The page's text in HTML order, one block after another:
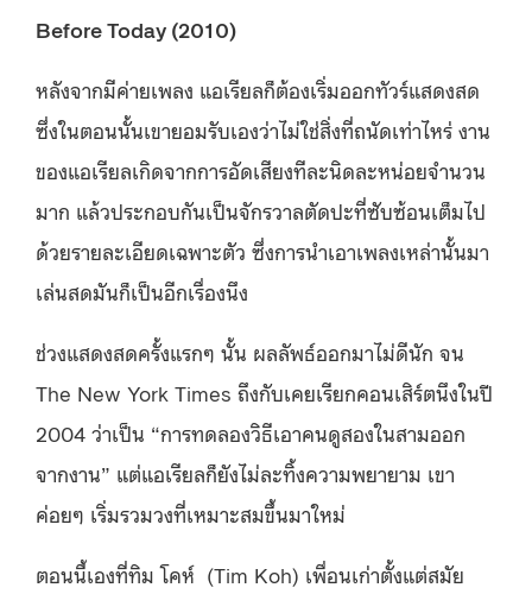
Before Today (2010)
หลังจากมีค่ายเพลง แอเรียลก็ต้องเริ่มออกทัวร์แสดงสด
ซึ่งในตอนนั้นเขายอมรับเองว่าไม่ใช่สิ่งที่ถนัดเท่าไหร่ งาน
ของแอเรียลเกิดจากการอัดเสียงทีละนิดละหน่อยจำนวน
มาก แล้วประกอบกันเป็นจักรวาลตัดปะที่ซับซ้อนเต็มไป
ด้วยรายละเอียดเฉพาะตัว ซึ่งการนำเอาเพลงเหล่านั้นมา
เล่นสดมันก็เป็นอีกเรื่องนึง
ช่วงแสดงสดครั้งแรกๆ นั้น ผลลัพธ์ออกมาไม่ดีนัก จน
The New York Times ถึงกับเคยเรียกคอนเสิร์ตนึงในปี
2004 ว่าเป็น “การทดลองวิธีเอาคนดูสองในสามออก
จากงาน” แต่แอเรียลก็ยังไม่ละทิ้งความพยายาม เขา
ค่อยๆ เริ่มรวมวงที่เหมาะสมขึ้นมาใหม่
ตอนนี้เองที่ทิม โคห์ (Tim Koh) เพื่อนเก่าตั้งแต่สมัย